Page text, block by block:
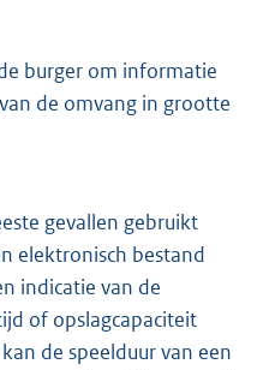
burger om informatie
de omvang in grootte
gevallen gebruikt
elektronisch bestand
indicatie van de
of opslagcapaciteit
de speelduur van een